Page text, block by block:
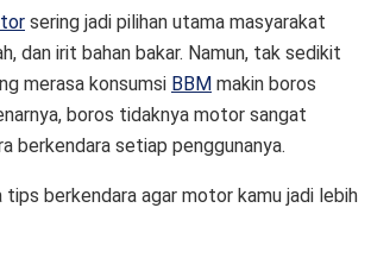
sering jadi pilihan utama masyarakat
dan irit bahan bakar. Namun, tak sedikit
merasa konsumsi BBM makin boros
boros tidaknya motor sangat
berkendara setiap penggunanya.
tips berkendara agar motor kamu jadi lebih